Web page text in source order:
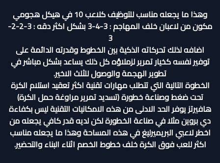
وهذا ما يجعله مناسب للتوظيف كلاعب 10 في هيكل هجومي
مكون من لاعبان خلف المهاجم : 3-4-3 بشكل اكثر دقه : 3-2-2-
3
اضافه لذلك تحركاته الذكية بين الخطوط وقدرته الدائمة على
توفير نفسه كخيار تمرير لزملاؤه كل ذلك يساعد بشكل مباشر في
تطوير الهجمة والوصول للثلث الاخير.
الخطوة التالية التي تتطلب مهارات تقنية اكثر تعقيد استلام الكرة
تحت ضغط وصناعة خطورة (تسديد تمرير مراوغة حمل الكرة)
هافيرتز يوفر الحد الادنى من هذه الامكانيات التقنية ليس بكفاءة
دي بروين مثلا في صناعة الخطورة لكن لديه قدر كافي يجعله من
اخطر لاعبي البريميرليغ في هذه المساحة وهذا ما يجعله مناسب
اكثر للعب فوق الكرة خلف خطوط الخصم اثناء البناء والتحضير.